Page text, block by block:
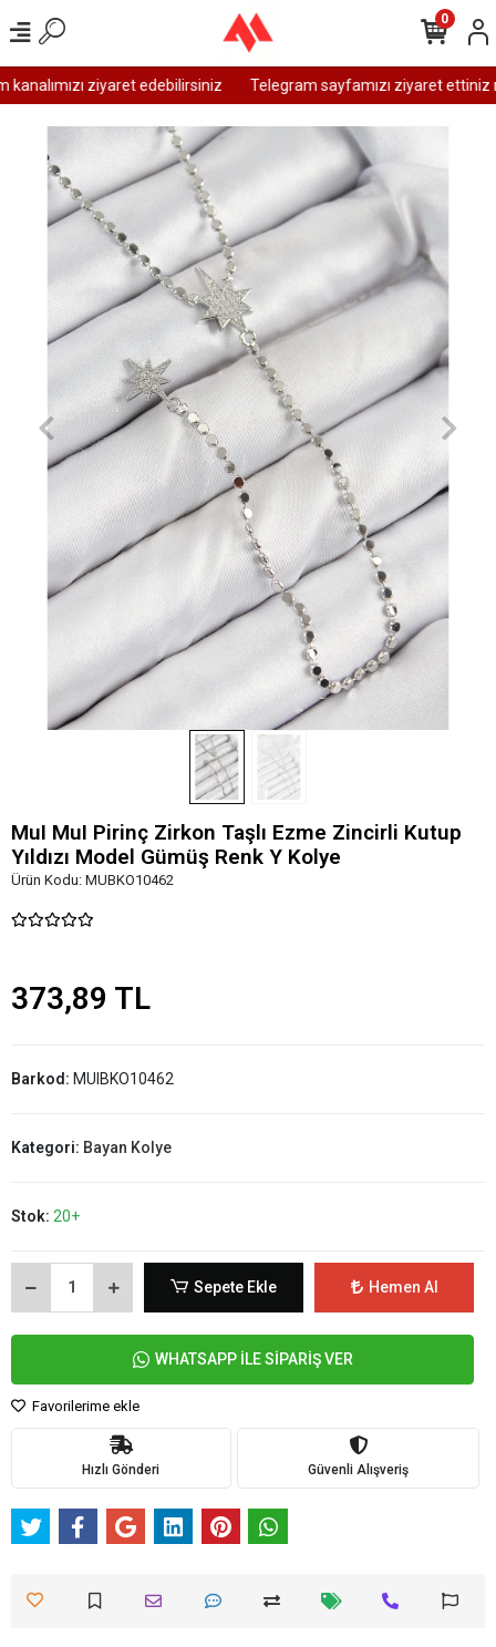
ziyaret edebilirsiniz Telegram sayfamızı ziyaret ettiniz
0
MuI MuI Pirinç Zirkon Taşlı Ezme Zincirli Kutup
Yıldızı Model Gümüş Renk Y Kolye
Ürün Kodu: MUBKO10462
373,89 TL
Barkod: MUIBKO10462
Kategori: Bayan Kolye
Stok: 20+
Sepete Ekle Hemen Al
WHATSAPP İLE SİPARİŞ VER
Favorilerime ekle
Hızlı Gönderi Güvenli Alışveriş